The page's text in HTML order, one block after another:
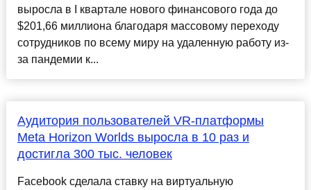
выросла в I квартале нового финансового года до
$201,66 миллиона благодаря массовому переходу
сотрудников по всему миру на удаленную работу из-
за пандемии к...
Аудитория пользователей VR-платформы
Meta Horizon Worlds выросла в 10 раз и
достигла 300 тыс. человек
Facebook сделала ставку на виртуальную